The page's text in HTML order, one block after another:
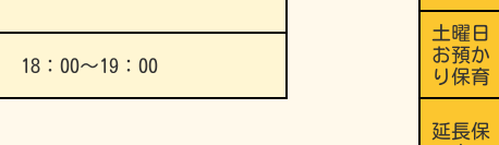
18：00～19：00
土曜日
お預か
り保育
延長保